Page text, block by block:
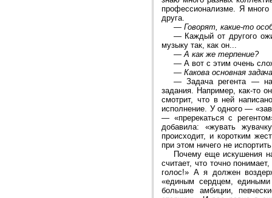
профессионализме. Я
друга.
— Говорят, какие-то
— Каждый от другого
музыку так, как он...
—А как же терпение?
— А вот с этим очень
— Какова основная
— Задача регента —
задания. Например, как-то
смотрит, что в ней
исполнение. У одного —
— «пререкаться с
добавила: «жувать
происходит, и коротким
при этом ничего не
Почему еще искушения
считает, что точно
голос!» А я должен
«единым сердцем,
большие амбиции,